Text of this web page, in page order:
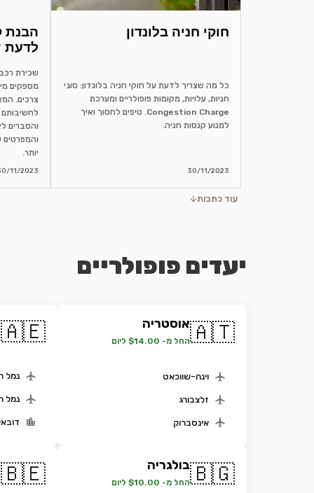
חוקי חניה בלונדון
כל מה שצריך לדעת על חוקי חניה בלונדון: סוגי
חניות, עלויות, מקומות פופולריים ומערכת
Congestion Charge. טיפים לחסוך ואיך
למנוע קנסות חניה.
30/11/2023
לדעת
מספקים
צרכים.
והסברים
יותר.
11/2023
עוד כתבות
יעדים פופולריים
🇦🇹אוסטריה
החל מ- $14.00 ליום
וינה-שווכאט
זלצבורג
אינסברוק
🇦🇪
נמל
נמל
דובאי
🇧🇬בולגריה
החל מ- $10.00 ליום 🇧🇪